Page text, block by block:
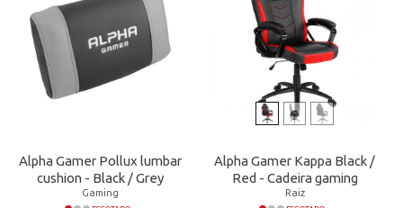
Alpha Gamer Pollux lumbar
cushion - Black / Grey
Gaming
Alpha Gamer Kappa Black /
Red - Cadeira gaming
Raiz